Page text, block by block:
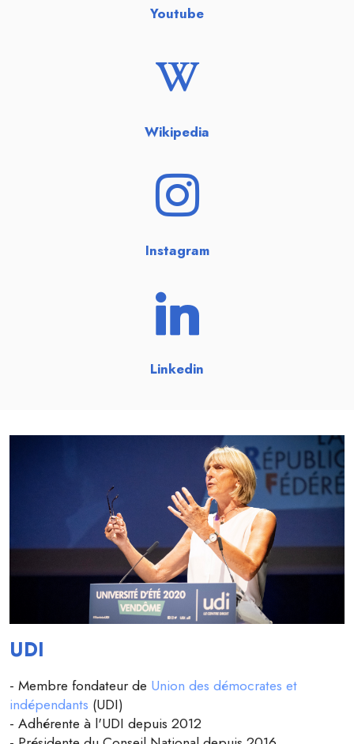
Youtube
Wikipedia
Instagram
Linkedin
UDI
- Membre fondateur de Union des démocrates et
indépendants (UDI)
- Adhérente à l'UDI depuis 2012